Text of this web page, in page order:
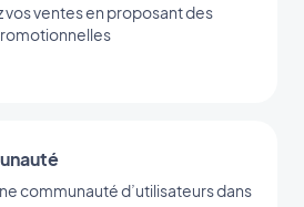
vos ventes en proposant des
communauté d’utilisateurs dans